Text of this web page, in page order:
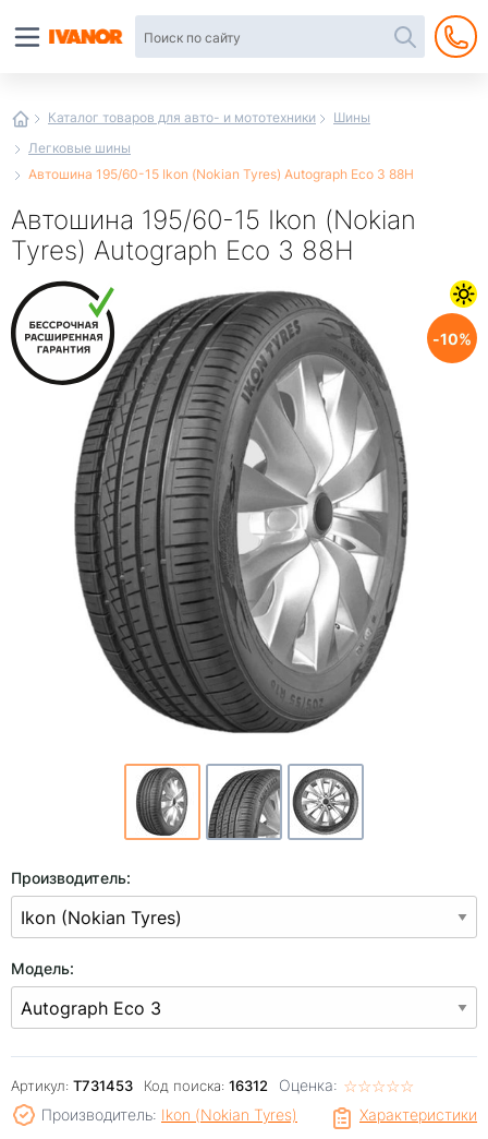
Каталог товаров для авто- и мототехники
Шины
Легковые шины
Автошина 195/60-15 Ikon (Nokian Tyrеs) Autograph Eco 3 88H
Автошина 195/60-15 Ikon (Nokian
Tyrеs) Autograph Eco 3 88H
10
Производитель:
Модель:
Артикул: T731453 Код поиска: 16312 Оценка: ☆☆☆☆☆
★★★★★
Характеристики
Производитель: Ikon (Nokian Tyres)
интернет-